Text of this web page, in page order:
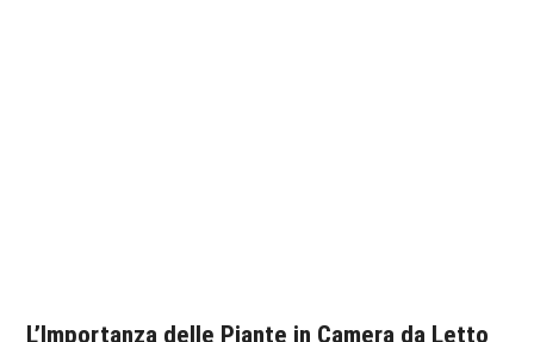
L’Importanza delle Piante in Camera da Letto